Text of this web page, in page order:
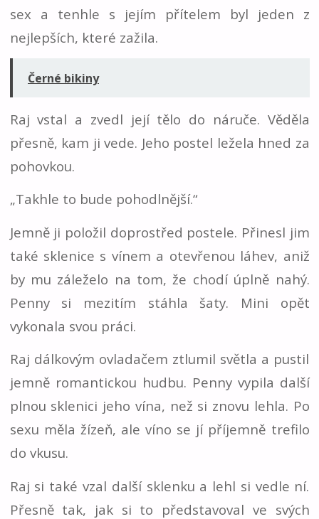
sex a tenhle s jejím přítelem byl jeden z
nejlepších, které zažila.
Černé bikiny
Raj vstal a zvedl její tělo do náruče. Věděla
přesně, kam ji vede. Jeho postel ležela hned za
pohovkou.
„Takhle to bude pohodlnější.“
Jemně ji položil doprostřed postele. Přinesl jim
také sklenice s vínem a otevřenou láhev, aniž
by mu záleželo na tom, že chodí úplně nahý.
Penny si mezitím stáhla šaty. Mini opět
vykonala svou práci.
Raj dálkovým ovladačem ztlumil světla a pustil
jemně romantickou hudbu. Penny vypila další
plnou sklenici jeho vína, než si znovu lehla. Po
sexu měla žízeň, ale víno se jí příjemně trefilo
do vkusu.
Raj si také vzal další sklenku a lehl si vedle ní.
Přesně tak, jak si to představoval ve svých